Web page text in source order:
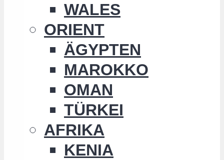
WALES
ORIENT
ÄGYPTEN
MAROKKO
OMAN
TÜRKEI
AFRIKA
KENIA